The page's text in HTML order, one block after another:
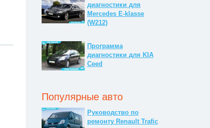
диагностики для
Mercedes E-klasse
(W212)
Программа
диагностики для KIA
Ceed
Популярные авто
Руководство по
ремонту Renault Trafic